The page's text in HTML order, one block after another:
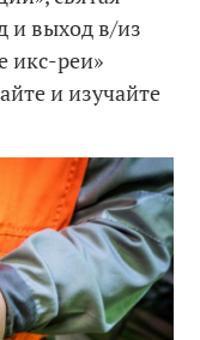
и выход в/из
икс-реи»
и изучайте